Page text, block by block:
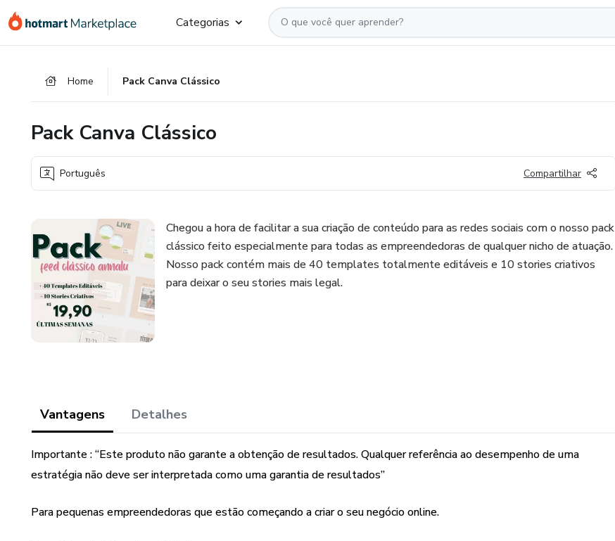
para
para
para
Categorias
Home Pack Canva Clássico
Pack Canva Clássico
Português Compartilhar
Chegou a hora de facilitar a sua criação de conteúdo para as redes sociais com o nosso pack
clássico feito especialmente para todas as empreendedoras de qualquer nicho de atuação.
Nosso pack contém mais de 40 templates totalmente editáveis e 10 stories criativos
para deixar o seu stories mais legal.
Vantagens Detalhes
Importante : “Este produto não garante a obtenção de resultados. Qualquer referência ao desempenho de uma
estratégia não deve ser interpretada como uma garantia de resultados”
Para pequenas empreendedoras que estão começando a criar o seu negócio online.